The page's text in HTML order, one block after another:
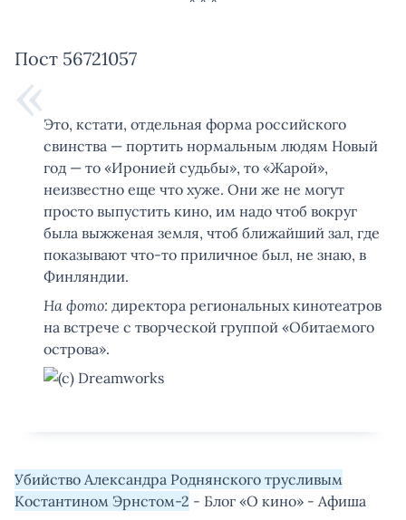
Пост 56721057
Это, кстати, отдельная форма российского
свинства — портить нормальным людям Новый
год — то «Иронией судьбы», то «Жарой»,
неизвестно еще что хуже. Они же не могут
просто выпустить кино, им надо чтоб вокруг
была выжженая земля, чтоб ближайший зал, где
показывают что-то приличное был, не знаю, в
Финляндии.
На фото: директора региональных кинотеатров
на встрече с творческой группой «Обитаемого
острова».
Убийство Александра Роднянского трусливым
Костантином Эрнстом-2 - Блог «О кино» - Афиша